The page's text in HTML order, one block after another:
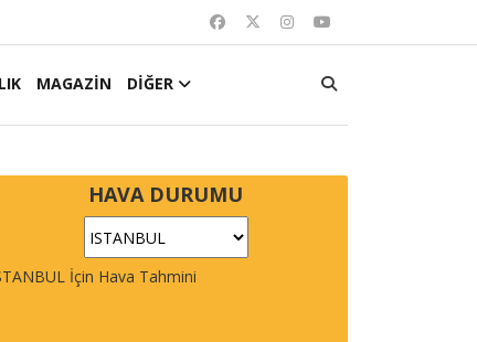
MAGAZİN DİĞER
HAVA DURUMU
İçin Hava Tahmini